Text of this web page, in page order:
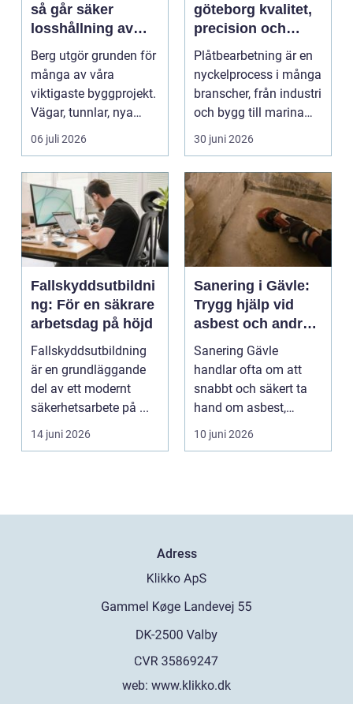
så går säker
losshållning av
berg till i praktiken
Berg utgör grunden för
många av våra
viktigaste byggprojekt.
Vägar, tunnlar, nya
bostadsområden och
06 juli 2026
göteborg kvalitet,
precision och
smarta lösningar
Plåtbearbetning är en
nyckelprocess i många
branscher, från industri
och bygg till marina
miljöer oc...
30 juni 2026
Fallskyddsutbildni
ng: För en säkrare
arbetsdag på höjd
Fallskyddsutbildning
är en grundläggande
del av ett modernt
säkerhetsarbete på ...
14 juni 2026
Sanering i Gävle:
Trygg hjälp vid
asbest och andra
skador
Sanering Gävle
handlar ofta om att
snabbt och säkert ta
hand om asbest,
mögel, brand-...
10 juni 2026
Adress
web: www.klikko.dk